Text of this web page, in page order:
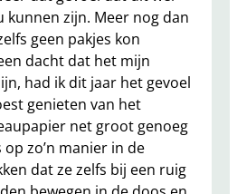
kunnen zijn. Meer nog dan
geen pakjes kon
dacht dat het mijn
had ik dit jaar het gevoel
genieten van het
net groot genoeg
zo’n manier in de
dat ze zelfs bij een ruig